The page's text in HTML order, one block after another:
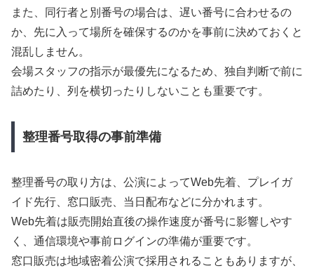
また、同行者と別番号の場合は、遅い番号に合わせるの
か、先に入って場所を確保するのかを事前に決めておくと
混乱しません。
会場スタッフの指示が最優先になるため、独自判断で前に
詰めたり、列を横切ったりしないことも重要です。
整理番号取得の事前準備
整理番号の取り方は、公演によってWeb先着、プレイガ
イド先行、窓口販売、当日配布などに分かれます。
Web先着は販売開始直後の操作速度が番号に影響しやす
く、通信環境や事前ログインの準備が重要です。
窓口販売は地域密着公演で採用されることもありますが、